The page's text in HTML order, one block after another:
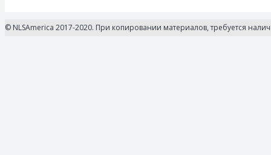
© NLSAmerica 2017-2020. При копировании материалов, требуется